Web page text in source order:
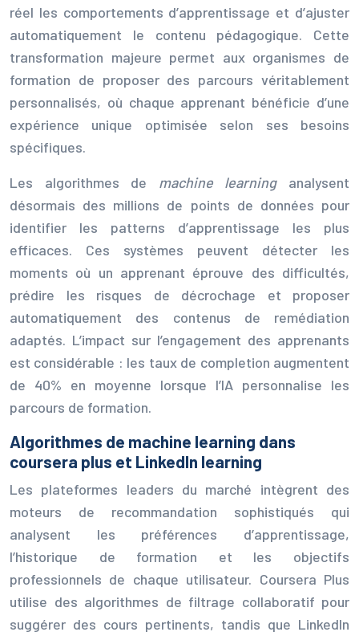
réel les comportements d’apprentissage et d’ajuster
automatiquement le contenu pédagogique. Cette
transformation majeure permet aux organismes de
formation de proposer des parcours véritablement
personnalisés, où chaque apprenant bénéficie d’une
expérience unique optimisée selon ses besoins
spécifiques.
Les algorithmes de machine learning analysent
désormais des millions de points de données pour
identifier les patterns d’apprentissage les plus
efficaces. Ces systèmes peuvent détecter les
moments où un apprenant éprouve des difficultés,
prédire les risques de décrochage et proposer
automatiquement des contenus de remédiation
adaptés. L’impact sur l’engagement des apprenants
est considérable : les taux de completion augmentent
de 40% en moyenne lorsque l’IA personnalise les
parcours de formation.
Algorithmes de machine learning dans
coursera plus et LinkedIn learning
Les plateformes leaders du marché intègrent des
moteurs de recommandation sophistiqués qui
analysent les préférences d’apprentissage,
l’historique de formation et les objectifs
professionnels de chaque utilisateur. Coursera Plus
utilise des algorithmes de filtrage collaboratif pour
suggérer des cours pertinents, tandis que LinkedIn